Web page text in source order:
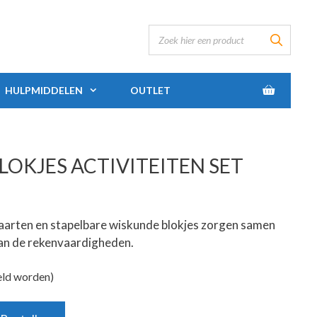
HULPMIDDELEN OUTLET
ACTIVITEITEN SET
en stapelbare wiskunde blokjes zorgen samen
de rekenvaardigheden.
worden)